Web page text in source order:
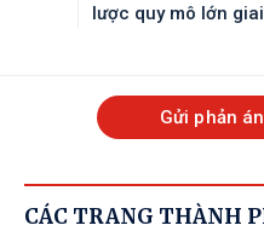
lược quy mô lớn
Gửi phản
CÁC TRANG THÀNH